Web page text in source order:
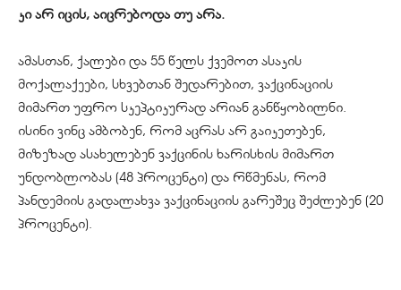
კი არ იცის, აიცრებოდა თუ არა.
ამასთან, ქალები და 55 წელს ქვემოთ ასაკის
მოქალაქეები, სხვებთან შედარებით, ვაქცინაციის
მიმართ უფრო სკეპტიკურად არიან განწყობილნი.
ისინი ვინც ამბობენ, რომ აცრას არ გაიკეთებენ,
მიზეზად ასახელებენ ვაქცინის ხარისხის მიმართ
უნდობლობას (48 პროცენტი) და რწმენას, რომ
პანდემიის გადალახვა ვაქცინაციის გარეშეც შეძლებენ (20
პროცენტი).